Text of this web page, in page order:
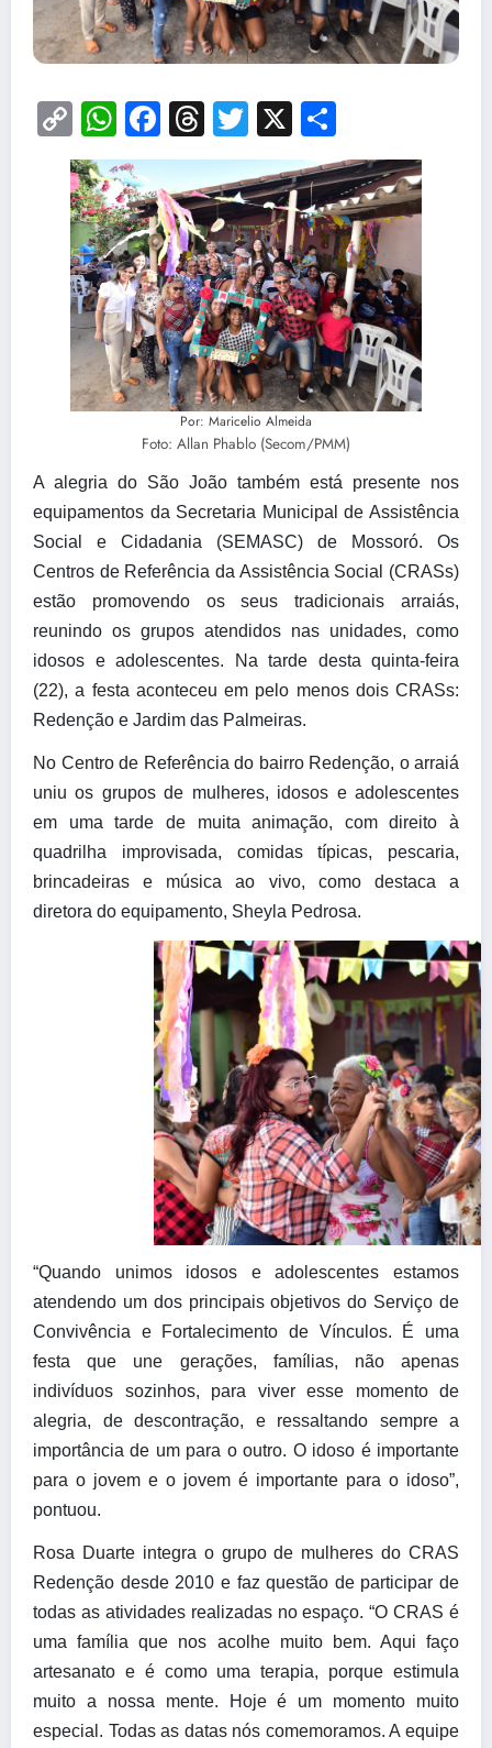
Copy
Link
WhatsApp
Facebook
Threads
Twitter
X
Por: Maricelio Almeida
Foto: Allan Phablo (Secom/PMM)
A alegria do São João também está presente nos
equipamentos da Secretaria Municipal de Assistência
Social e Cidadania (SEMASC) de Mossoró. Os
Centros de Referência da Assistência Social (CRASs)
estão promovendo os seus tradicionais arraiás,
reunindo os grupos atendidos nas unidades, como
idosos e adolescentes. Na tarde desta quinta-feira
(22), a festa aconteceu em pelo menos dois CRASs:
Redenção e Jardim das Palmeiras.
No Centro de Referência do bairro Redenção, o arraiá
uniu os grupos de mulheres, idosos e adolescentes
em uma tarde de muita animação, com direito à
quadrilha improvisada, comidas típicas, pescaria,
brincadeiras e música ao vivo, como destaca a
diretora do equipamento, Sheyla Pedrosa.
“Quando unimos idosos e adolescentes estamos
atendendo um dos principais objetivos do Serviço de
Convivência e Fortalecimento de Vínculos. É uma
festa que une gerações, famílias, não apenas
indivíduos sozinhos, para viver esse momento de
alegria, de descontração, e ressaltando sempre a
importância de um para o outro. O idoso é importante
para o jovem e o jovem é importante para o idoso”,
pontuou.
Rosa Duarte integra o grupo de mulheres do CRAS
Redenção desde 2010 e faz questão de participar de
todas as atividades realizadas no espaço. “O CRAS é
uma família que nos acolhe muito bem. Aqui faço
artesanato e é como uma terapia, porque estimula
muito a nossa mente. Hoje é um momento muito
especial. Todas as datas nós comemoramos. A equipe